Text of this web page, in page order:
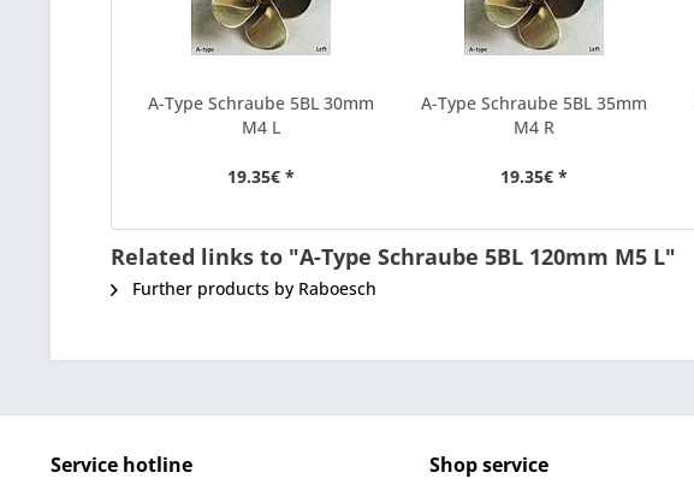
A-Type Schraube 5BL 30mm
M4 L
19.35€ *
A-Type Schraube 5BL 35mm
M4 R
19.35€ *
Related links to "A-Type Schraube 5BL 120mm M5 L"
Further products by Raboesch
Service hotline Shop service